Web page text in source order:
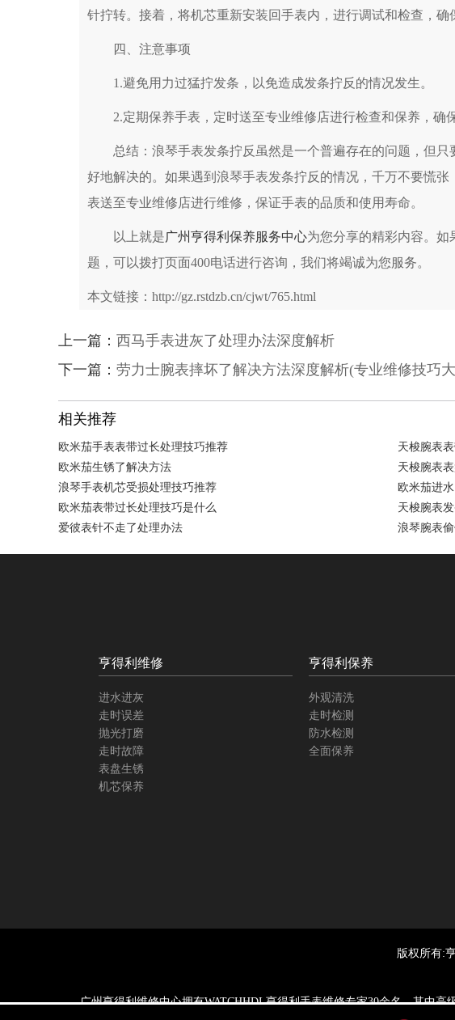
针拧转。接着，将机芯重新安装回手表内，进行调试和检查，确
四、注意事项
1.避免用力过猛拧发条，以免造成发条拧反的情况发生。
2.定期保养手表，定时送至专业维修店进行检查和保养，确保
总结：浪琴手表发条拧反虽然是一个普遍存在的问题，但只
好地解决的。如果遇到浪琴手表发条拧反的情况，千万不要慌
表送至专业维修店进行维修，保证手表的品质和使用寿命。
以上就是广州亨得利保养服务中心为您分享的精彩内容。如
题，可以拨打页面400电话进行咨询，我们将竭诚为您服务。
本文链接：http://gz.rstdzb.cn/cjwt/765.html
上一篇： 西马手表进灰了处理办法深度解析
下一篇： 劳力士腕表摔坏了解决方法深度解析(专业维修技巧
相关推荐
欧米茄手表表带过长处理技巧推荐
天梭腕表
欧米茄生锈了解决方法
天梭腕表
浪琴手表机芯受损处理技巧推荐
欧米茄进
欧米茄表带过长处理技巧是什么
天梭腕表
爱彼表针不走了处理办法
浪琴腕表
亨得利维修
进水进灰
走时误差
抛光打磨
走时故障
表盘生锈
机芯保养
亨得利保养
外观清洗
走时检测
防水检测
全面保养
版权所有:
广州亨得利维修中心拥有WATCHHDL亨得利手表维修专家30余名，其中